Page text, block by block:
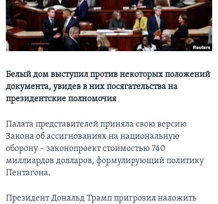
Learning English
СОЦИАЛЬНЫЕ СЕТИ
Языки
Белый дом выступил против некоторых положений
документа, увидев в них посягательства на
президентские полномочия
Палата представителей приняла свою версию
Закона об ассигнованиях на национальную
оборону – законопроект стоимостью 740
миллиардов долларов, формулирующий политику
Пентагона.
Президент Дональд Трамп пригрозил наложить